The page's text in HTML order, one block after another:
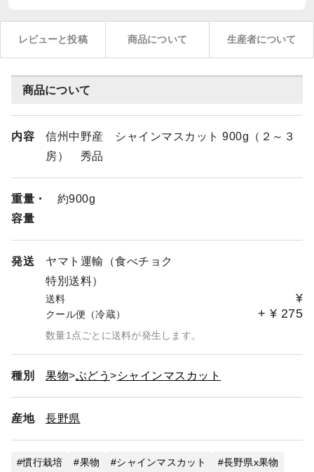
レビューと投稿 商品について 生産者について
商品について
内容
信州中野産 シャインマスカット 900g（２～３
房） 秀品
重量・
容量
約900g
発送
ヤマト運輸（食べチョク
特別送料）
送料 ¥
クール便（冷蔵） + ¥ 275
数量1点ごとに送料が発生します。
種別 果物 ぶどう シャインマスカット
産地 長野県
慣行栽培 果物 シャインマスカット
長野県x果物